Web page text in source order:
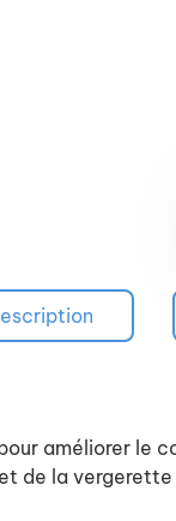
améliorer
de la